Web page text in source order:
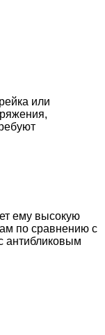
или
ему высокую
по сравнению с
антибликовым